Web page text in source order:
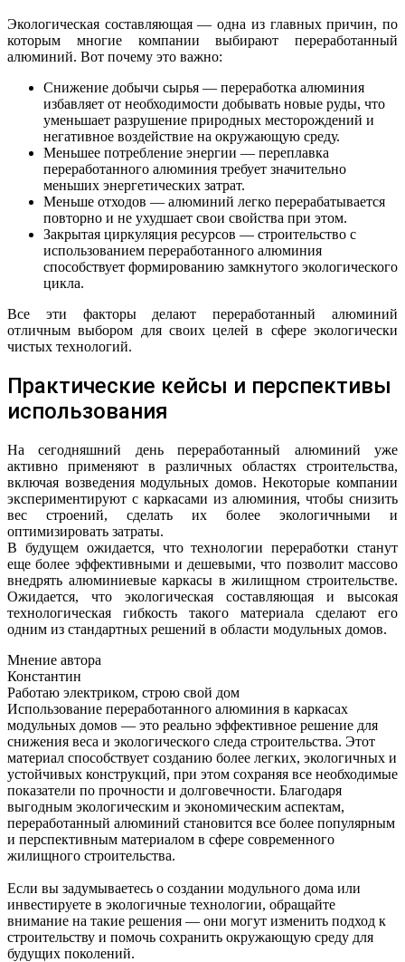
Экологическая составляющая — одна из главных причин, по
которым многие компании выбирают переработанный
алюминий. Вот почему это важно:
Снижение добычи сырья — переработка алюминия
избавляет от необходимости добывать новые руды, что
уменьшает разрушение природных месторождений и
негативное воздействие на окружающую среду.
Меньшее потребление энергии — переплавка
переработанного алюминия требует значительно
меньших энергетических затрат.
Меньше отходов — алюминий легко перерабатывается
повторно и не ухудшает свои свойства при этом.
Закрытая циркуляция ресурсов — строительство с
использованием переработанного алюминия
способствует формированию замкнутого экологического
цикла.
Все эти факторы делают переработанный алюминий
отличным выбором для своих целей в сфере экологически
чистых технологий.
Практические кейсы и перспективы
использования
На сегодняшний день переработанный алюминий уже
активно применяют в различных областях строительства,
включая возведения модульных домов. Некоторые компании
экспериментируют с каркасами из алюминия, чтобы снизить
вес строений, сделать их более экологичными и
оптимизировать затраты.
В будущем ожидается, что технологии переработки станут
еще более эффективными и дешевыми, что позволит массово
внедрять алюминиевые каркасы в жилищном строительстве.
Ожидается, что экологическая составляющая и высокая
технологическая гибкость такого материала сделают его
одним из стандартных решений в области модульных домов.
Мнение автора
Константин
Работаю электриком, строю свой дом
Использование переработанного алюминия в каркасах
модульных домов — это реально эффективное решение для
снижения веса и экологического следа строительства. Этот
материал способствует созданию более легких, экологичных и
устойчивых конструкций, при этом сохраняя все необходимые
показатели по прочности и долговечности. Благодаря
выгодным экологическим и экономическим аспектам,
переработанный алюминий становится все более популярным
и перспективным материалом в сфере современного
жилищного строительства.
Если вы задумываетесь о создании модульного дома или
инвестируете в экологичные технологии, обращайте
внимание на такие решения — они могут изменить подход к
строительству и помочь сохранить окружающую среду для
будущих поколений.